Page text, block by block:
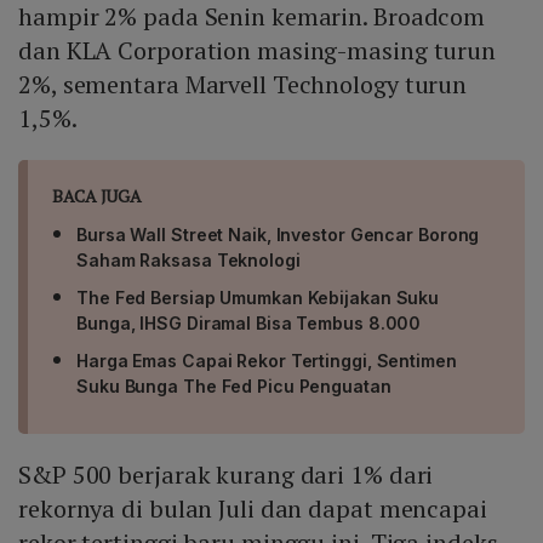
hampir 2% pada Senin kemarin. Broadcom
dan KLA Corporation masing-masing turun
2%, sementara Marvell Technology turun
1,5%.
BACA JUGA
Bursa Wall Street Naik, Investor Gencar Borong
Saham Raksasa Teknologi
The Fed Bersiap Umumkan Kebijakan Suku
Bunga, IHSG Diramal Bisa Tembus 8.000
Harga Emas Capai Rekor Tertinggi, Sentimen
Suku Bunga The Fed Picu Penguatan
S&P 500 berjarak kurang dari 1% dari
rekornya di bulan Juli dan dapat mencapai